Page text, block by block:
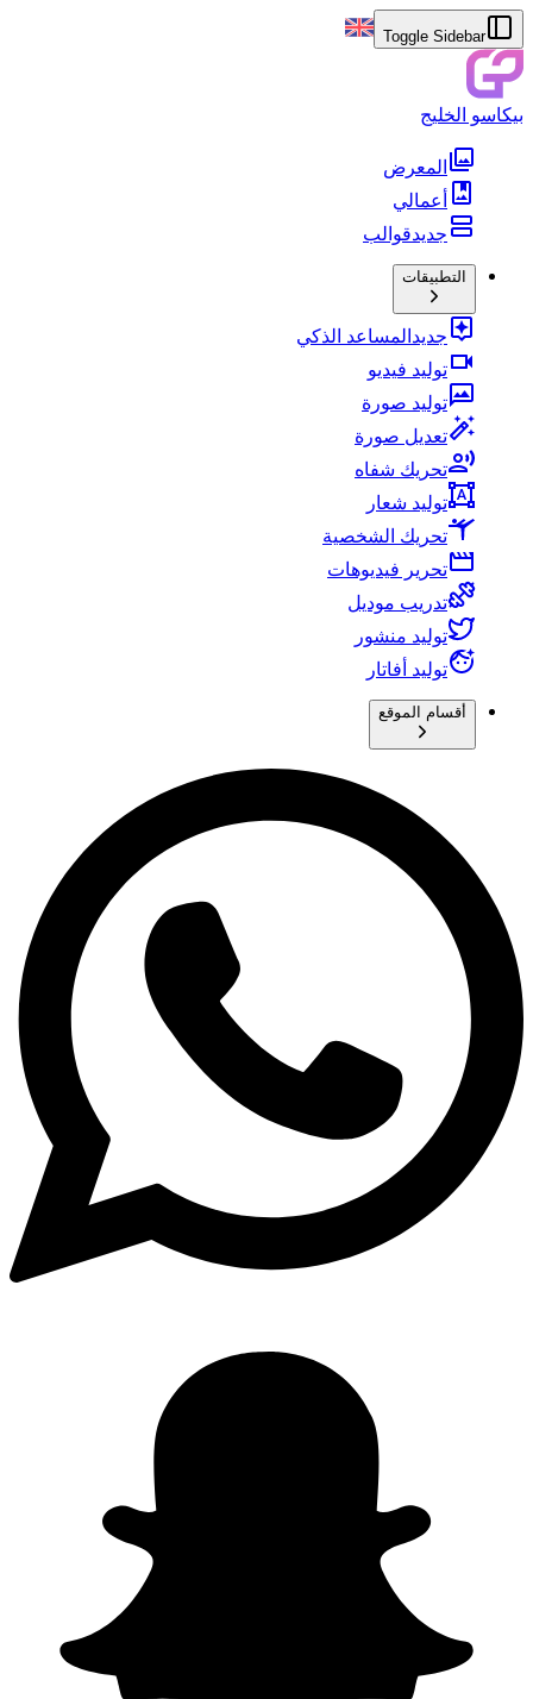
Toggle Sidebar
بيكاسو الخليج
المعرض
أعمالي
جديدقوالب
التطبيقات
جديد المساعد الذكي
توليد فيديو
توليد صورة
تعديل صورة
تحريك شفاه
توليد شعار
تحريك الشخصية
تحرير فيديوهات
تدريب موديل
توليد منشور
توليد أفاتار
أقسام الموقع